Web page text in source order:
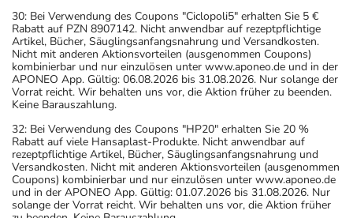
langsam, das heißt mit einem schrittweisen
Ausschleichen der Dosis, beendet werden. Lassen Sie
sich dazu am besten von Ihrem Arzt oder Apotheker
beraten.
- Vorsicht bei Allergie gegen Maisstärke!
- Vorsicht bei Allergie gegen Propylenglykol und ähnliche
Stoffe!
- Vorsicht bei Alpha-Gal-Allergie (Allergie gegen rotes
Fleisch)!
- Vorsicht bei einer Unverträglichkeit gegenüber
Saccharose. Wenn Sie eine Diabetes-Diät einhalten
30: Bei Verwendung des Coupons "Ciclopoli5" erhalten Sie 5 €
Rabatt auf PZN 8907142. Nicht anwendbar auf rezeptpflichtige
Artikel, Bücher, Säuglingsanfangsnahrung und Versandkosten.
Nicht mit anderen Aktionsvorteilen (ausgenommen Coupons)
kombinierbar und nur einzulösen unter www.aponeo.de und in der
APONEO App. Gültig: 06.08.2026 bis 31.08.2026. Nur solange der
Vorrat reicht. Wir behalten uns vor, die Aktion früher zu beenden.
Keine Barauszahlung.
32: Bei Verwendung des Coupons "HP20" erhalten Sie 20 %
Rabatt auf viele Hansaplast-Produkte. Nicht anwendbar auf
rezeptpflichtige Artikel, Bücher, Säuglingsanfangsnahrung und
Versandkosten. Nicht mit anderen Aktionsvorteilen (ausgenommen
Coupons) kombinierbar und nur einzulösen unter www.aponeo.de
und in der APONEO App. Gültig: 01.07.2026 bis 31.08.2026. Nur
solange der Vorrat reicht. Wir behalten uns vor, die Aktion früher